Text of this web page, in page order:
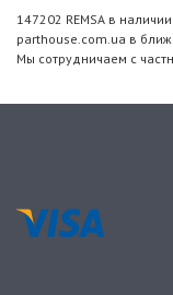
147202 REMSA в
parthouse.com.ua в
Мы сотрудничаем с